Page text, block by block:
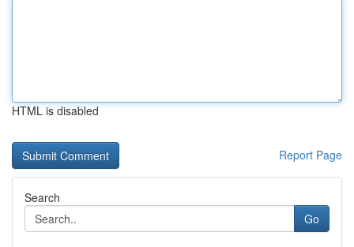
HTML is disabled
Report Page
Search
Go